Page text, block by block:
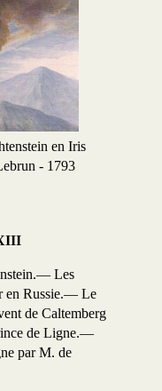
en Iris
- 1793
Les
en Russie.— Le
de Caltemberg
de Ligne.—
par M. de